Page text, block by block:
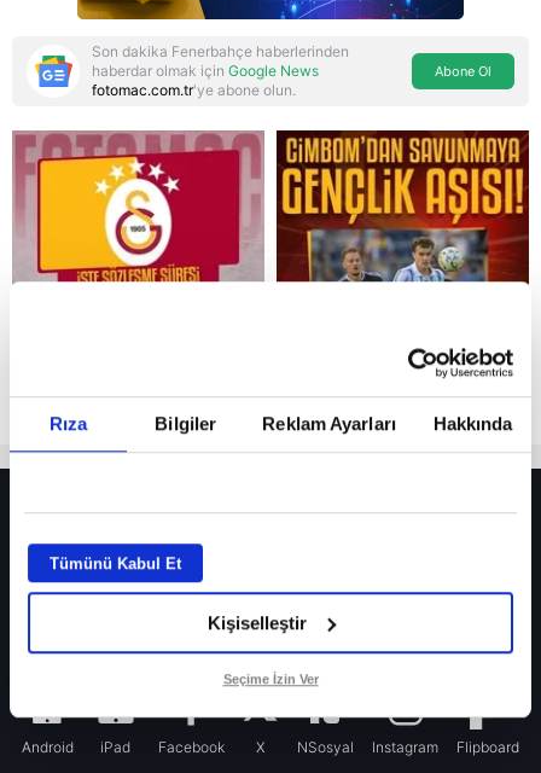
Rıza Bilgiler Reklam Ayarları Hakkında
Tümünü Kabul Et
Kişiselleştir
Seçime İzin Ver
Reddet
Son dakika Fenerbahçe haberlerinden
haberdar olmak için Google News
fotomac.com.tr'ye abone olun.
Abone Ol
Fenerbahçe’de sürpriz ayrılık ihtimali! Devre arasında gelmişti
Fenerbahçe’nin yeni transferi Mason Greenwood için olay sözler!
Galatasaray’da rota yeniden Thiago Almada!
Android iPad Facebook X NSosyal Instagram Flipboard